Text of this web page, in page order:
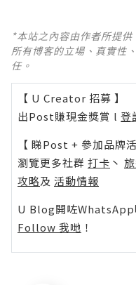
*本站之內容由作者所提
所有博客的立場、真實性
任。
【 U Creator 招募 】
出Post賺現金獎賞 l 登
【 睇Post + 參加品牌活
瀏覽更多社群 打卡 丶
攻略及 活動情報
U Blog開咗WhatsApp
Follow 我哋 ！